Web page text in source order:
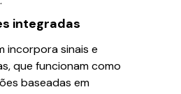
integradas
incorpora sinais e
que funcionam como
baseadas em